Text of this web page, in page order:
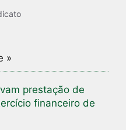
»
prestação de
financeiro de